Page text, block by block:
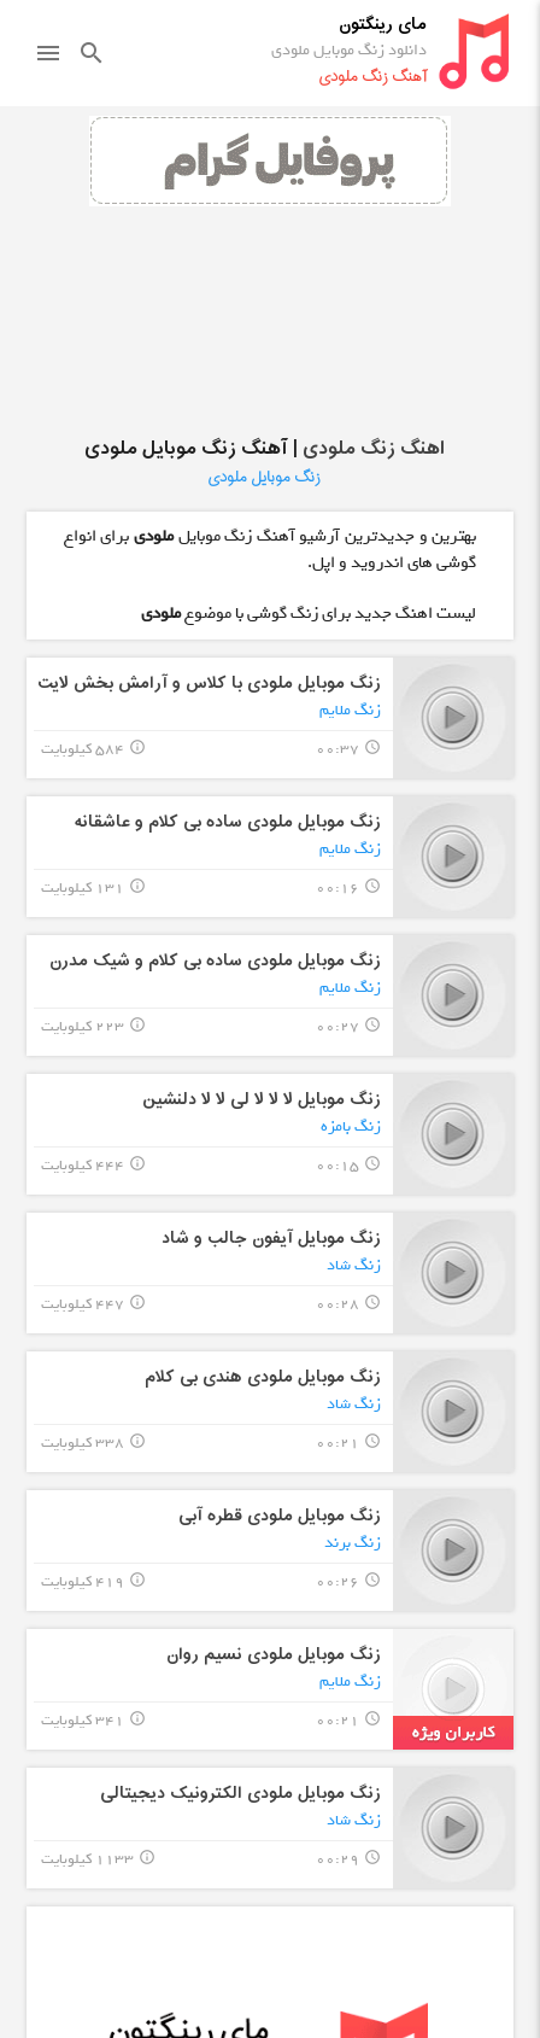
مای رینگتون
دانلود زنگ موبایل ملودی
آهنگ زنگ ملودی
search
menu
اهنگ زنگ ملودی | آهنگ زنگ موبایل ملودی
زنگ موبایل ملودی
بهترین و جدیدترین آرشیو آهنگ زنگ موبایلملودیبرای انواع
گوشی های اندروید و اپل.
لیست اهنگ جدید برای زنگ گوشی با موضوعملودی
زنگ موبایل ملودی با کلاس و آرامش بخش لایت
زنگ ملایم
query_builder
00:37 584 کیلوبایت info_outline
زنگ موبایل ملودی ساده بی کلام و عاشقانه
زنگ ملایم
query_builder
00:16 131 کیلوبایت info_outline
زنگ موبایل ملودی ساده بی کلام و شیک مدرن
زنگ ملایم
query_builder
00:27 223 کیلوبایت info_outline
زنگ موبایل لا لا لا لی لا لا دلنشین
زنگ بامزه
query_builder
00:15 444 کیلوبایت info_outline
زنگ موبایل آیفون جالب و شاد
زنگ شاد
query_builder
00:28 447 کیلوبایت info_outline
زنگ موبایل ملودی هندی بی کلام
زنگ شاد
query_builder
00:21 338 کیلوبایت info_outline
زنگ موبایل ملودی قطره آبی
زنگ برند
query_builder
00:26 419 کیلوبایت info_outline
زنگ موبایل ملودی نسیم روان
زنگ ملایم
query_builder
00:21 341 کیلوبایت info_outline
زنگ موبایل ملودی الکترونیک دیجیتالی
زنگ شاد
query_builder
00:29 1133 کیلوبایت info_outline